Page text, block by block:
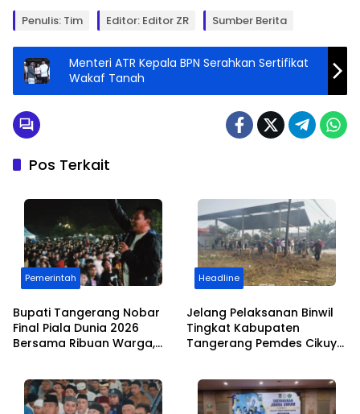
Penulis: Tim Editor: Editor ZR Sumber Berita
Menteri ATR Kepala BPN Serahkan Sertifikat
Wakaf Tanah
Pos Terkait
Pemerintah
Bupati Tangerang Nobar
Final Piala Dunia 2026
Bersama Ribuan Warga,
Bola
Headline
Jelang Pelaksanan Binwil
Tingkat Kabupaten
Tangerang Pemdes Cikuya